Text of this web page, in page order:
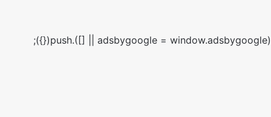
(adsbygoogle = window.adsbygoogle || []).push({});